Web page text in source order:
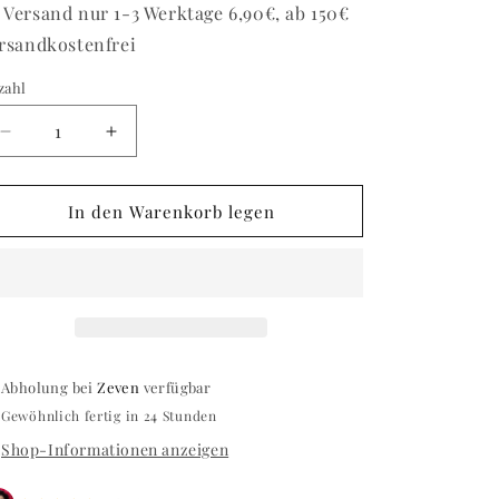
nur 1-3 Werktage 6,90€, ab 150€
Verringere
die
Menge
Poster
Erhöhe
die
Menge
für
Poster
In den Warenkorb legen
Abholung beiZeven verfügbar
Gewöhnlich fertig in 24 Stunden
Shop-Informationen anzeigen